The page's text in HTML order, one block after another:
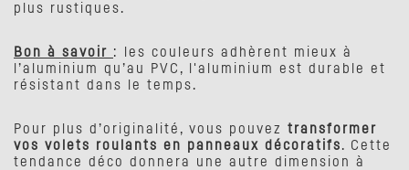
plus rustiques.
Bon à savoir : les couleurs adhèrent mieux à
l’aluminium qu’au PVC, l'aluminium est durable et
résistant dans le temps.
Pour plus d’originalité, vous pouvez transformer
vos volets roulants en panneaux décoratifs. Cette
tendance déco donnera une autre dimension à